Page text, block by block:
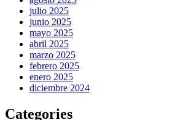
julio 2025
junio 2025
mayo 2025
abril 2025
marzo 2025
febrero 2025
enero 2025
diciembre 2024
Categories